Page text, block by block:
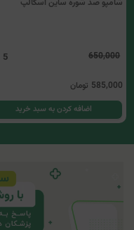
شامپو ضد شوره ساین اسکالپ
650,000
5
585,000 تومان
اضافه کردن به سبد خرید